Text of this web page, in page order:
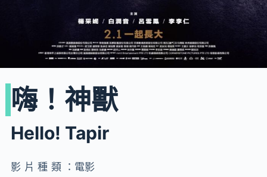
嗨！神獸
Hello! Tapir
影片種類： 電影